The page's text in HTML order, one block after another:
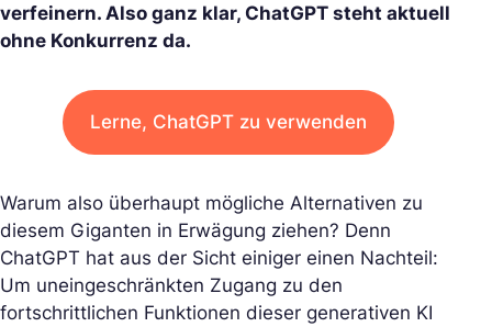
verfeinern. Also ganz klar, ChatGPT steht aktuell
ohne Konkurrenz da.
Lerne, ChatGPT zu verwenden
Warum also überhaupt mögliche Alternativen zu
diesem Giganten in Erwägung ziehen? Denn
ChatGPT hat aus der Sicht einiger einen Nachteil:
Um uneingeschränkten Zugang zu den
fortschrittlichen Funktionen dieser generativen KI